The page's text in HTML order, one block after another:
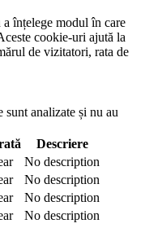
înțelege modul în care
cookie-uri ajută la
de vizitatori, rata de
analizate și nu au
Descriere
No description
No description
No description
No description